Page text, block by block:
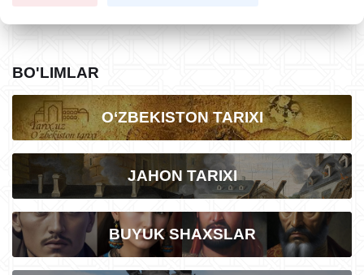
BO'LIMLAR
O‘ZBEKISTON TARIXI
JAHON TARIXI
BUYUK SHAXSLAR